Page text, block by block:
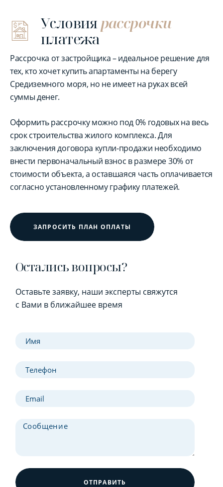
Условиярассрочки
платежа
Рассрочка от застройщика – идеальное решение для
тех, кто хочет купить апартаменты на берегу
Средиземного моря, но не имеет на руках всей
суммы денег.
Оформить рассрочку можно под 0% годовых на весь
срок строительства жилого комплекса. Для
заключения договора купли-продажи необходимо
внести первоначальный взнос в размере 30% от
стоимости объекта, а оставшаяся часть оплачивается
согласно установленному графику платежей.
ЗАПРОСИТЬ ПЛАН ОПЛАТЫ
Остались вопросы?
Оставьте заявку, наши эксперты свяжутся
с Вами в ближайшее время
ОТПРАВИТЬ